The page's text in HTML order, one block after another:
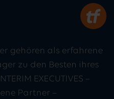
gehören als erfahrene
zu den Besten ihres
EXECUTIVES –
Partner –